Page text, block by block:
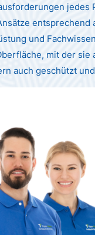
jedes
entsprechend
und
mit der sie
auch geschützt